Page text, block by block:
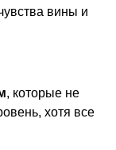
вины и
, которые не
хотя все